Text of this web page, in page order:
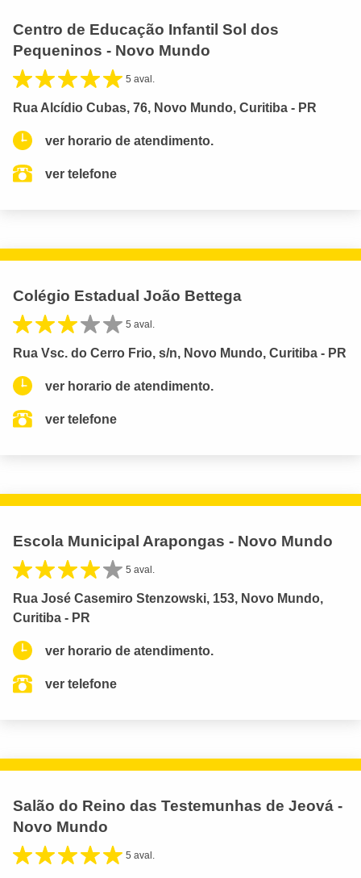
Centro de Educação Infantil Sol dos
Pequeninos - Novo Mundo
5 aval.
Rua Alcídio Cubas, 76, Novo Mundo, Curitiba - PR
ver horario de atendimento.
ver telefone
Colégio Estadual João Bettega
5 aval.
Rua Vsc. do Cerro Frio, s/n, Novo Mundo, Curitiba - PR
ver horario de atendimento.
ver telefone
Escola Municipal Arapongas - Novo Mundo
5 aval.
Rua José Casemiro Stenzowski, 153, Novo Mundo,
Curitiba - PR
ver horario de atendimento.
ver telefone
Salão do Reino das Testemunhas de Jeová -
Novo Mundo
5 aval.